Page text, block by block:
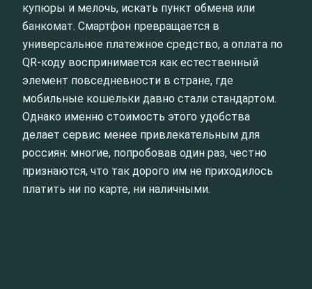
купюры и мелочь, искать пункт обмена или
банкомат. Смартфон превращается в
универсальное платежное средство, а оплата по
QR-коду воспринимается как естественный
элемент повседневности в стране, где
мобильные кошельки давно стали стандартом.
Однако именно стоимость этого удобства
делает сервис менее привлекательным для
россиян: многие, попробовав один раз, честно
признаются, что так дорого им не приходилось
платить ни по карте, ни наличными.